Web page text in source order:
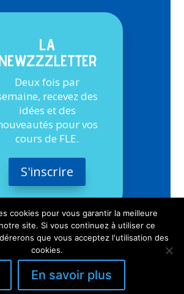
LA
Deux fois par
recevez des
idées et des
pour vos
cours de FLE.
S'inscrire
cookies pour vous garantir la meilleure
site. Si vous continuez à utiliser ce
que vous acceptez l'utilisation des
cookies.
En savoir plus